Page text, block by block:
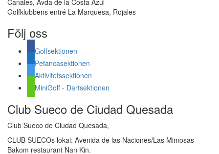
sektionen
Canales, Avda de la Costa Azul
Golfklubbens entré La Marquesa, Rojales
Följ oss
Golfsektionen
Petancasektionen
Aktivitetssektionen
MiniGolf - Dartsektionen
Club Sueco de Ciudad Quesada
Club Sueco de Ciudad Quesada,
CLUB SUECOs lokal: Avenida de las Naciones/Las Mimosas -
Bakom restaurant Nan Kin.